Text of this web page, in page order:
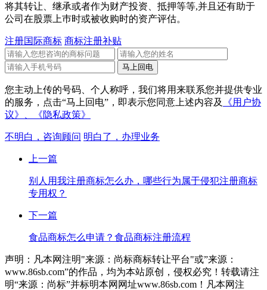
将其转让、继承或者作为财产投资、抵押等等,并且还有助于
公司在股票上巿时或被收购时的资产评估。
注册国际商标 商标注册补贴
您主动上传的号码、个人称呼，我们将用来联系您并提供专业
的服务，点击“马上回电”，即表示您同意上述内容及
《用户协
议》、
《隐私政策》
不明白，咨询顾问 明白了，办理业务
上一篇
别人用我注册商标怎么办，哪些行为属于侵犯注册商标
专用权？
下一篇
食品商标怎么申请？食品商标注册流程
声明：凡本网注明"来源：尚标商标转让平台"或”来源：
www.86sb.com”的作品，均为本站原创，侵权必究！转载请注
明“来源：尚标”并标明本网网址www.86sb.com！凡本网注